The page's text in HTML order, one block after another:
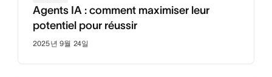
Agents IA : comment maximiser leur
potentiel pour réussir
2025년 9월 24일